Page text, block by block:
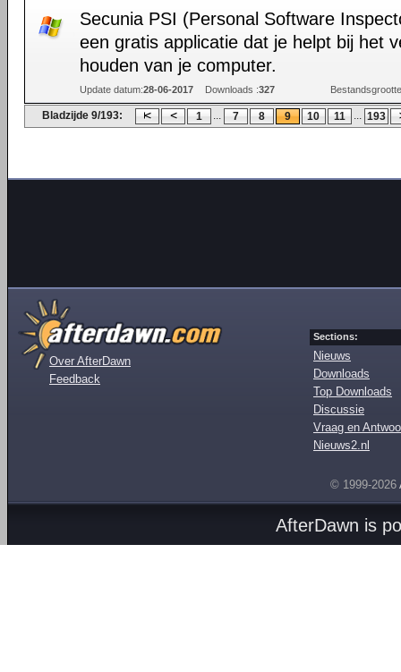
Secunia PSI (Personal Software
een gratis applicatie dat je helpt bij het
houden van je computer.
Update datum:28-06-2017 Downloads :327
Bladzijde 9/193: 1 ... 7 8 9 10 11 ... 193
Over AfterDawn
Feedback
Sections:
Nieuws
Downloads
Top Downloads
Discussie
Vraag en
Nieuws2.nl
© 1999-2026
AfterDawn is